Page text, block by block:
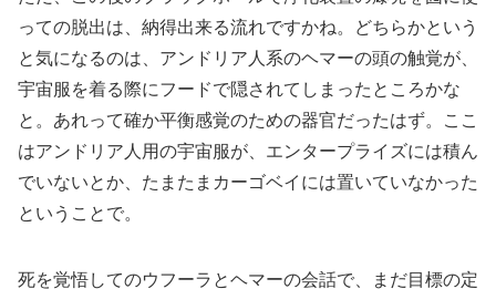
っての脱出は、納得出来る流れですかね。どちらかという
と気になるのは、アンドリア人系のヘマーの頭の触覚が、
宇宙服を着る際にフードで隠されてしまったところかな
と。あれって確か平衡感覚のための器官だったはず。ここ
はアンドリア人用の宇宙服が、エンタープライズには積ん
でいないとか、たまたまカーゴベイには置いていなかった
ということで。
死を覚悟してのウフーラとヘマーの会話で、まだ目標の定